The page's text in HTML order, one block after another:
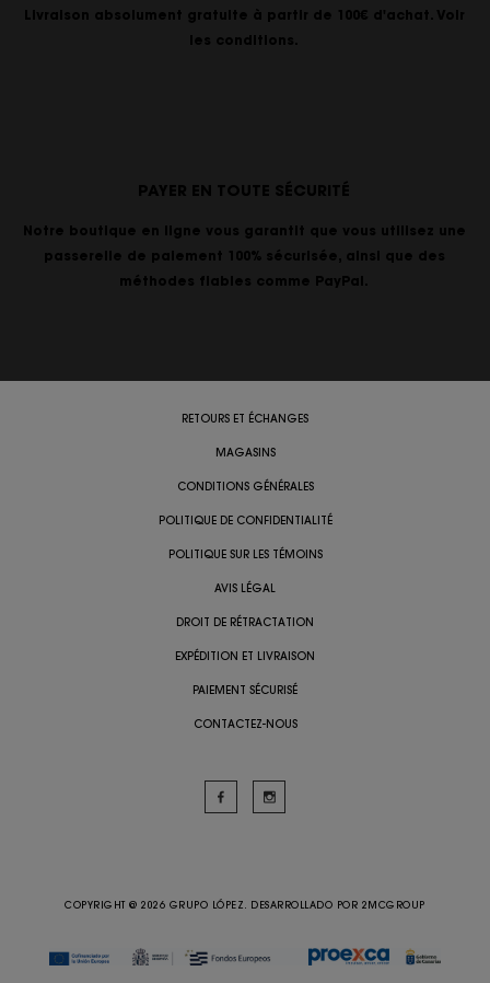
Livraison absolument gratuite à partir de 100€ d'achat. Voir
les conditions.
PAYER EN TOUTE SÉCURITÉ
Notre boutique en ligne vous garantit que vous utilisez une
passerelle de paiement 100% sécurisée, ainsi que des
méthodes fiables comme PayPal.
RETOURS ET ÉCHANGES
MAGASINS
CONDITIONS GÉNÉRALES
POLITIQUE DE CONFIDENTIALITÉ
POLITIQUE SUR LES TÉMOINS
AVIS LÉGAL
DROIT DE RÉTRACTATION
EXPÉDITION ET LIVRAISON
PAIEMENT SÉCURISÉ
CONTACTEZ-NOUS
COPYRIGHT @ 2026 GRUPO LÓPEZ. DESARROLLADO POR 2MCGROUP